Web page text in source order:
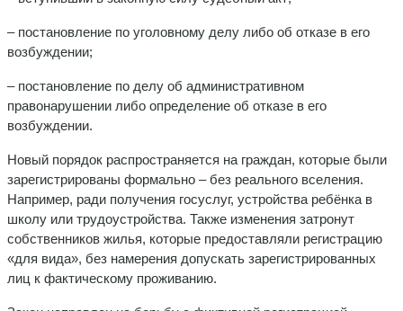
– постановление по уголовному делу либо об отказе в его
возбуждении;
– постановление по делу об административном
правонарушении либо определение об отказе в его
возбуждении.
Новый порядок распространяется на граждан, которые были
зарегистрированы формально – без реального вселения.
Например, ради получения госуслуг, устройства ребёнка в
школу или трудоустройства. Также изменения затронут
собственников жилья, которые предоставляли регистрацию
«для вида», без намерения допускать зарегистрированных
лиц к фактическому проживанию.